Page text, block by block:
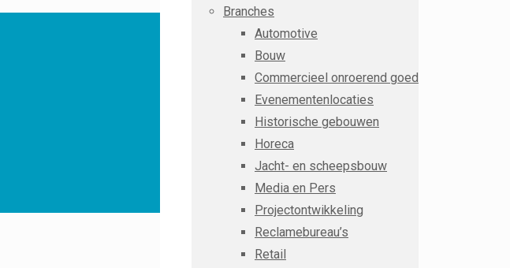
Branches
Automotive
Bouw
Commercieel onroerend goed
Evenementenlocaties
Historische gebouwen
Horeca
Jacht- en scheepsbouw
Media en Pers
Projectontwikkeling
Reclamebureau’s
Retail